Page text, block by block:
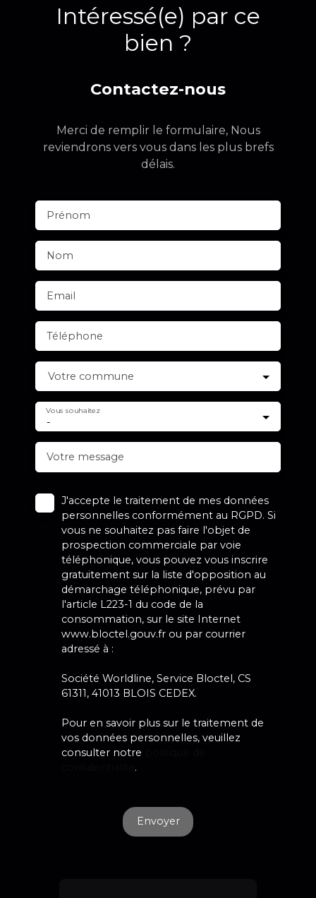
Intéressé(e) par ce
bien ?
Contactez-nous
Merci de remplir le formulaire, Nous
reviendrons vers vous dans les plus brefs
délais.
Prénom
Nom
Email
Téléphone
Votre commune
-
Vous souhaitez
Votre message
J'accepte le traitement de mes données
personnelles conformément au RGPD. Si
vous ne souhaitez pas faire l'objet de
prospection commerciale par voie
téléphonique, vous pouvez vous inscrire
gratuitement sur la liste d'opposition au
démarchage téléphonique, prévu par
l'article L223-1 du code de la
consommation, sur le site Internet
www.bloctel.gouv.fr ou par courrier
adressé à :
Société Worldline, Service Bloctel, CS
61311, 41013 BLOIS CEDEX.
Pour en savoir plus sur le traitement de
vos données personnelles, veuillez
consulter notre
.
Envoyer